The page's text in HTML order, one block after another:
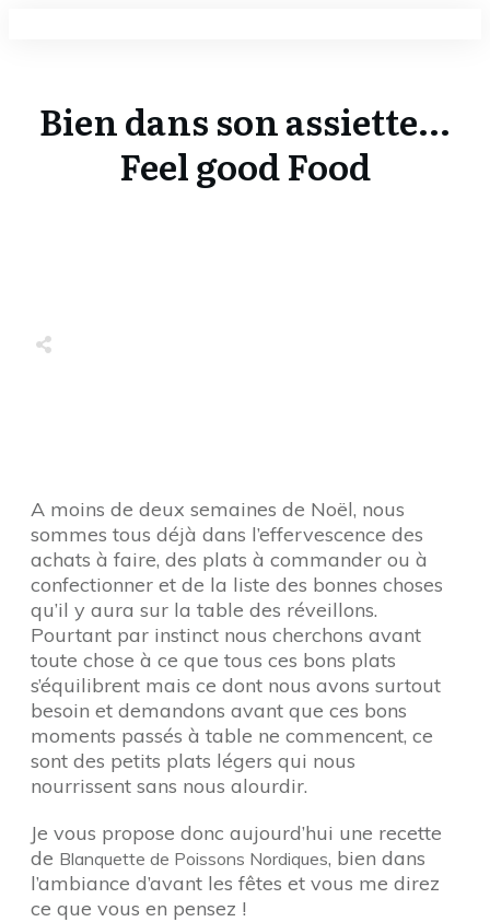
Bien dans son assiette...
Feel good Food
A moins de deux semaines de Noël, nous
sommes tous déjà dans l’effervescence des
achats à faire, des plats à commander ou à
confectionner et de la liste des bonnes choses
qu’il y aura sur la table des réveillons.
Pourtant par instinct nous cherchons avant
toute chose à ce que tous ces bons plats
s’équilibrent mais ce dont nous avons surtout
besoin et demandons avant que ces bons
moments passés à table ne commencent, ce
sont des petits plats légers qui nous
nourrissent sans nous alourdir.
Je vous propose donc aujourd’hui une recette
de Blanquette de Poissons Nordiques, bien dans
l’ambiance d’avant les fêtes et vous me direz
ce que vous en pensez !